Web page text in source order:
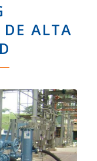
ALTA